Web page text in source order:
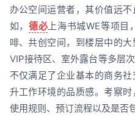
办公空间运营者，其价值远
如， 德必 上海书城WE等项
啡、共创空间，到楼层中的
VIP接待区、室外露台等多层
不仅满足了企业基本的商务
升工作环境的品质感。考察
使用规则、预订流程以及是否